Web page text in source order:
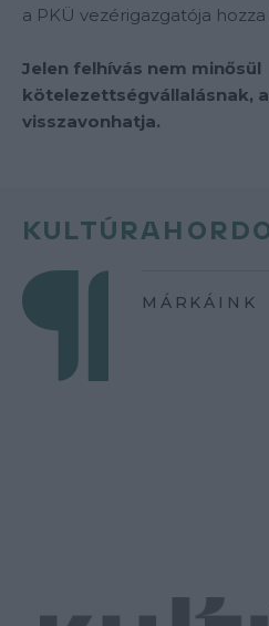
a PKÜ vezérigazgatója
Jelen felhívás nem minősül
kötelezettségvállalásnak,
visszavonhatja.
MÁRKÁINK